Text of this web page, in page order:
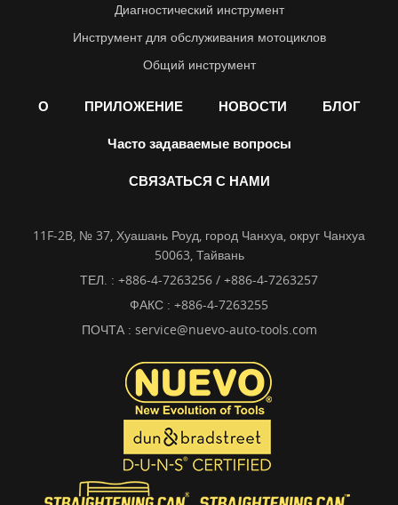
Диагностический инструмент
Инструмент для обслуживания мотоциклов
Общий инструмент
О ПРИЛОЖЕНИЕ НОВОСТИ БЛОГ
Часто задаваемые вопросы
СВЯЗАТЬСЯ С НАМИ
11F-2B, № 37, Хуашань Роуд, город Чанхуа, округ Чанхуа
50063, Тайвань
ТЕЛ. : +886-4-7263256 / +886-4-7263257
ФАКС : +886-4-7263255
ПОЧТА : service@nuevo-auto-tools.com